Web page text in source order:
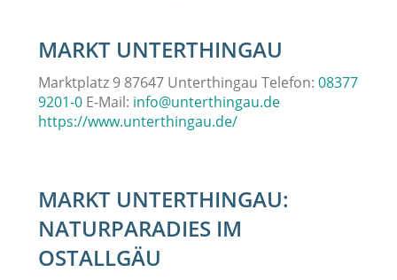
MARKT UNTERTHINGAU
Marktplatz 9 87647 Unterthingau Telefon: 08377
9201-0E-Mail: info@unterthingau.de
https://www.unterthingau.de/
MARKT UNTERTHINGAU:
NATURPARADIES IM
OSTALLGÄU